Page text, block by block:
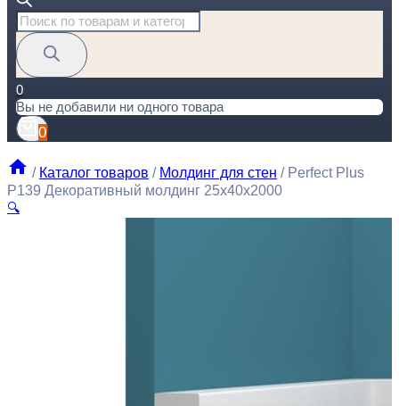
Поиск
товаров
0
Вы не добавили ни одного товара
0
/ Каталог товаров / Молдинг для стен / Perfect Plus
P139 Декоративный молдинг 25x40x2000
🔍